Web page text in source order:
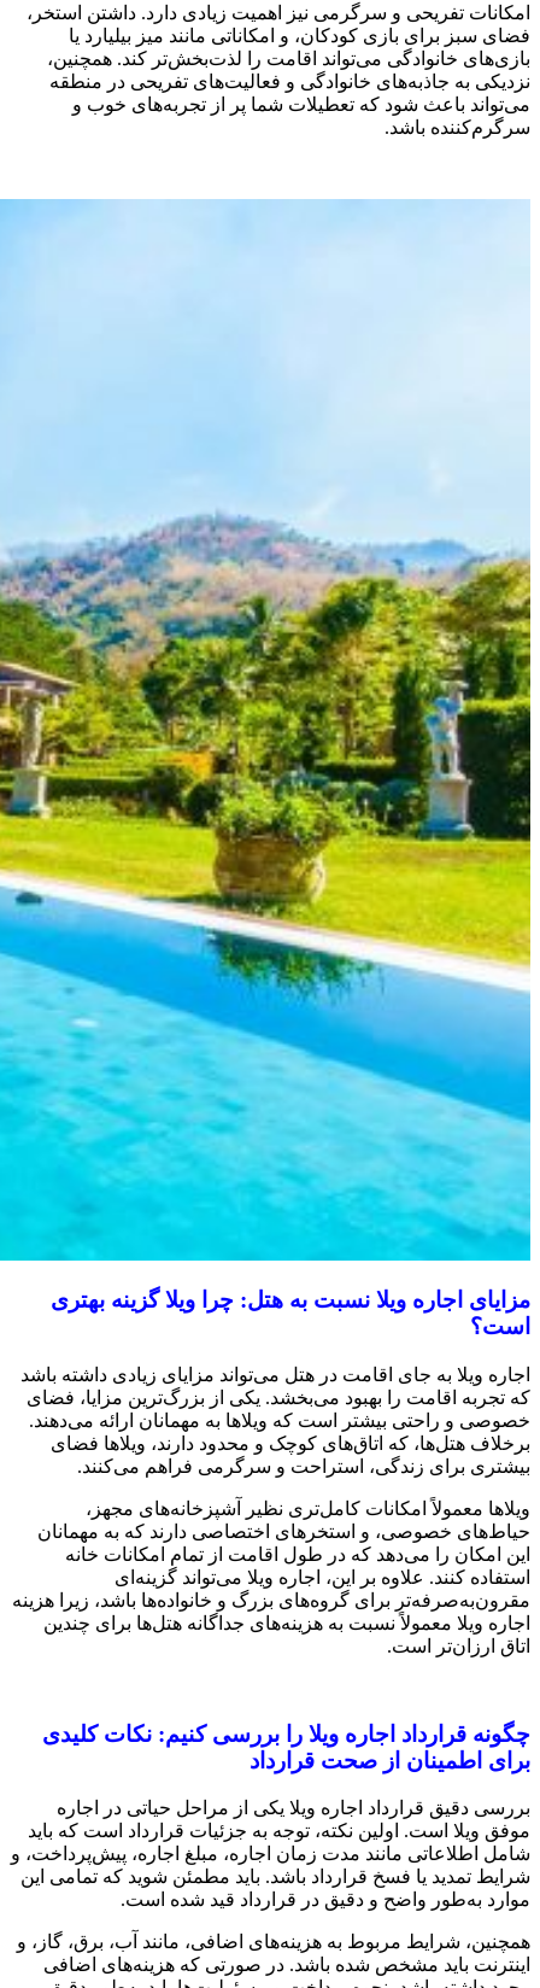
امکانات تفریحی و سرگرمی نیز اهمیت زیادی دارد. داشتن استخر،
فضای سبز برای بازی کودکان، و امکاناتی مانند میز بیلیارد یا
بازی‌های خانوادگی می‌تواند اقامت را لذت‌بخش‌تر کند. همچنین،
نزدیکی به جاذبه‌های خانوادگی و فعالیت‌های تفریحی در منطقه
می‌تواند باعث شود که تعطیلات شما پر از تجربه‌های خوب و
سرگرم‌کننده باشد.
مزایای اجاره ویلا نسبت به هتل: چرا ویلا گزینه بهتری
است؟
اجاره ویلا به جای اقامت در هتل می‌تواند مزایای زیادی داشته باشد
که تجربه اقامت را بهبود می‌بخشد. یکی از بزرگ‌ترین مزایا، فضای
خصوصی و راحتی بیشتر است که ویلاها به مهمانان ارائه می‌دهند.
برخلاف هتل‌ها، که اتاق‌های کوچک و محدود دارند، ویلاها فضای
بیشتری برای زندگی، استراحت و سرگرمی فراهم می‌کنند.
ویلاها معمولاً امکانات کامل‌تری نظیر آشپزخانه‌های مجهز،
حیاط‌های خصوصی، و استخرهای اختصاصی دارند که به مهمانان
این امکان را می‌دهد که در طول اقامت از تمام امکانات خانه
استفاده کنند. علاوه بر این، اجاره ویلا می‌تواند گزینه‌ای
مقرون‌به‌صرفه‌تر برای گروه‌های بزرگ و خانواده‌ها باشد، زیرا هزینه
اجاره ویلا معمولاً نسبت به هزینه‌های جداگانه هتل‌ها برای چندین
اتاق ارزان‌تر است.
چگونه قرارداد اجاره ویلا را بررسی کنیم: نکات کلیدی
برای اطمینان از صحت قرارداد
بررسی دقیق قرارداد اجاره ویلا یکی از مراحل حیاتی در اجاره
موفق ویلا است. اولین نکته، توجه به جزئیات قرارداد است که باید
شامل اطلاعاتی مانند مدت زمان اجاره، مبلغ اجاره، پیش‌پرداخت، و
شرایط تمدید یا فسخ قرارداد باشد. باید مطمئن شوید که تمامی این
موارد به‌طور واضح و دقیق در قرارداد قید شده است.
همچنین، شرایط مربوط به هزینه‌های اضافی، مانند آب، برق، گاز، و
اینترنت باید مشخص شده باشد. در صورتی که هزینه‌های اضافی